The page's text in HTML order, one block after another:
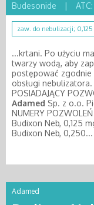
Budesonide
| ATC:
zaw. do nebulizacji;
...krtani. Po użyciu
twarzy wodą, aby
postępować zgodnie
obsługi nebulizatora.
POSIADAJĄCY
Adamed Sp. z o.o.
NUMERY
Budixon Neb, 0,125
Budixon Neb, 0,250...
Adamed